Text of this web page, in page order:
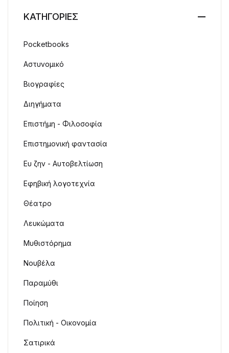
ΚΑΤΗΓΟΡΙΕΣ
Pocketbooks
Αστυνομικό
Βιογραφίες
Διηγήματα
Επιστήμη - Φιλοσοφία
Επιστημονική φαντασία
Ευ ζην - Αυτοβελτίωση
Εφηβική λογοτεχνία
Θέατρο
Λευκώματα
Μυθιστόρημα
Νουβέλα
Παραμύθι
Ποίηση
Πολιτική - Οικονομία
Σατιρικά